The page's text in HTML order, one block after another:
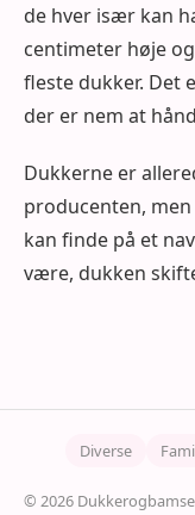
de hver især kan
centimeter høje
fleste dukker. Det
der er nem at
Dukkerne er
producenten,
kan finde på et
være, dukken
Diverse
© 2026